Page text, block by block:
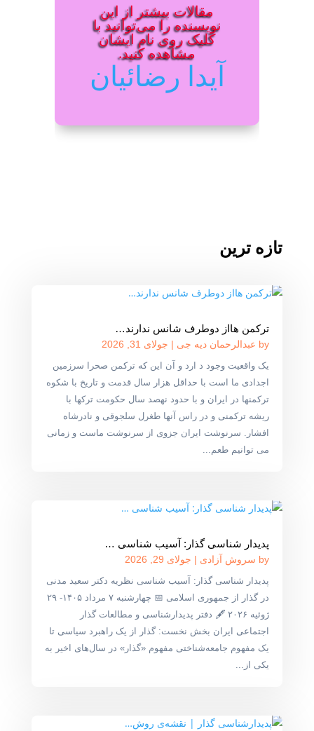
مقالات بیشتر از این
نویسنده را می‌توانید با
کلیک روی نام ایشان
مشاهده کنید.
آیدا رضائیان
تازه ترین
ترکمن هااز دوطرف شانس ندارند…
by عبدالرحمان دیه جی | جولای 31, 2026
یک واقعیت وجود د ارد و آن این که ترکمن صحرا سرزمین
اجدادی ما است با حداقل هزار سال قدمت و تاریخ با شکوه
ترکمنها در ایران و با حدود نهصد سال حکومت ترکها با
ریشه ترکمنی و در راس آنها طغرل سلجوقی و نادرشاه
افشار. سرنوشت ایران جزوی از سرنوشت ماست و زمانی
می توانیم طعم...
پدیدار شناسی گذار: آسیب شناسی …
by سروش آزادی | جولای 29, 2026
پدیدار شناسی گذار: آسیب شناسی نظریه دکتر سعید مدنی
در گذار از جمهوری اسلامی 📅 چهارشنبه ۷ مرداد ۱۴۰۵- ۲۹
ژوئیه ۲۰۲۶ 🖋 دفتر پدیدارشناسی و مطالعات گذار
اجتماعی ایران بخش نخست: گذار از یک راهبرد سیاسی تا
یک مفهوم جامعه‌شناختی مفهوم «گذار» در سال‌های اخیر به
یکی از...